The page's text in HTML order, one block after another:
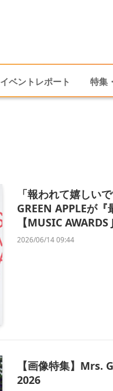
イベントレポート 特集
「報われて嬉しい
GREEN APPLEが
【MUSIC AWARDS
2026/06/14 09:44
【画像特集】Mrs.
2026